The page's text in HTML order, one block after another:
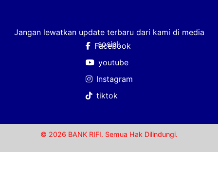
Jangan lewatkan update terbaru dari kami di media
sosial:
Facebook
youtube
Instagram
tiktok
© 2026 BANK RIFI. Semua Hak Dilindungi.